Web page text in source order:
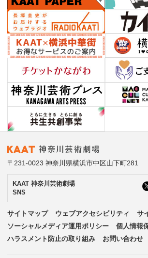
〒231-0023 神奈川県横浜市中区山下町281
KAAT 神奈川芸術劇場
SNS
サイトマップ ウェブアクセシビリティ
サ
ソーシャルメディア運用ポリシー
個人情報
ハラスメント防止の取り組み
お問い合わせ